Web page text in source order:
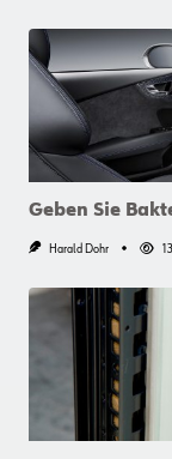
Geben Sie
Harald Dohr